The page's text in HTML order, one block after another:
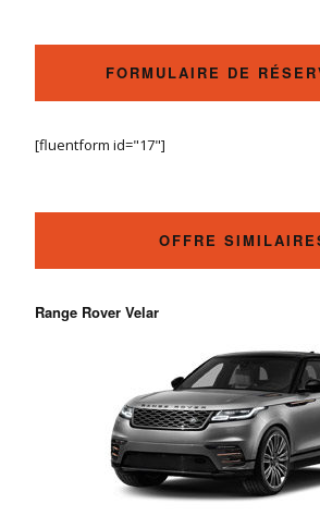
FORMULAIRE DE
[fluentform id="17"]
OFFRE
Range Rover Velar